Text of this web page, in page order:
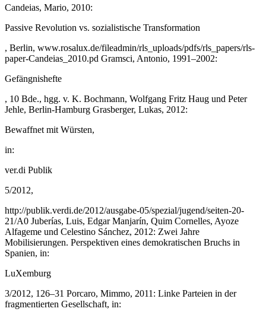
Candeias, Mario, 2010:
Passive Revolution vs. sozialistische Transformation
, Berlin, www.rosalux.de/fileadmin/rls_uploads/pdfs/rls_papers/rls-
paper-Candeias_2010.pd Gramsci, Antonio, 1991–2002:
Gefängnishefte
, 10 Bde., hgg. v. K. Bochmann, Wolfgang Fritz Haug und Peter
Jehle, Berlin-Hamburg Grasberger, Lukas, 2012:
Bewaffnet mit Würsten,
in:
ver.di Publik
5/2012,
http://publik.verdi.de/2012/ausgabe-05/spezial/jugend/seiten-20-
21/A0 Juberías, Luis, Edgar Manjarín, Quim Cornelles, Ayoze
Alfageme und Celestino Sánchez, 2012: Zwei Jahre
Mobilisierungen. Perspektiven eines demokratischen Bruchs in
Spanien, in:
LuXemburg
3/2012, 126–31 Porcaro, Mimmo, 2011: Linke Parteien in der
fragmentierten Gesellschaft, in: